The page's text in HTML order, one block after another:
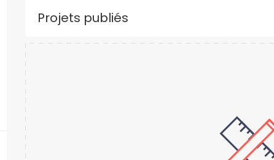
Projets publiés